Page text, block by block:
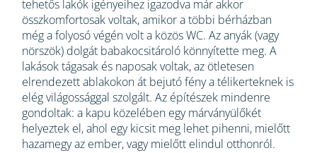
tehetős lakók igényeihez igazodva már akkor
összkomfortosak voltak, amikor a többi bérházban
még a folyosó végén volt a közös WC. Az anyák (vagy
nörszök) dolgát babakocsitároló könnyítette meg. A
lakások tágasak és naposak voltak, az ötletesen
elrendezett ablakokon át bejutó fény a télikerteknek is
elég világossággal szolgált. Az építészek mindenre
gondoltak: a kapu közelében egy márványülőkét
helyeztek el, ahol egy kicsit meg lehet pihenni, mielőtt
hazamegy az ember, vagy mielőtt elindul otthonról.